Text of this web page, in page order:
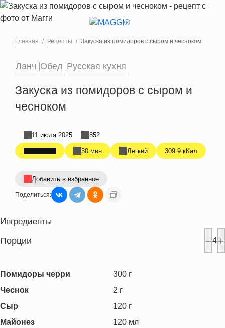
Перейти к основному содержанию
Главная Рецепты Закуска из помидоров с сыром и чесноком
Ланч Обед Русская кухня
Закуска из помидоров с сыром и
чесноком
30 мин Легкий 309.9 кКал
11 июля 2025 852
Добавить в избранное
Поделиться:
Ингредиенты
Порции 4
Помидоры черри 300 г
Чеснок
2 г
Сыр
120 г
Майонез
120 мл